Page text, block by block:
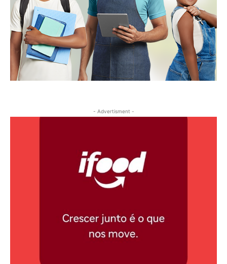
- Advertisment -